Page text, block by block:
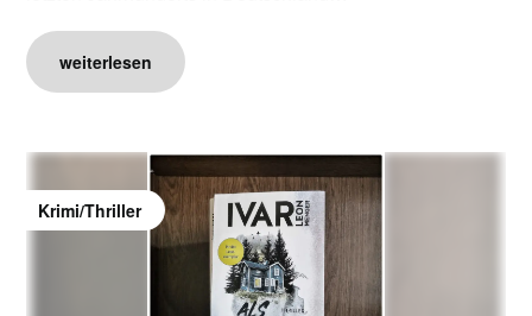
weiterlesen
Krimi/Thriller